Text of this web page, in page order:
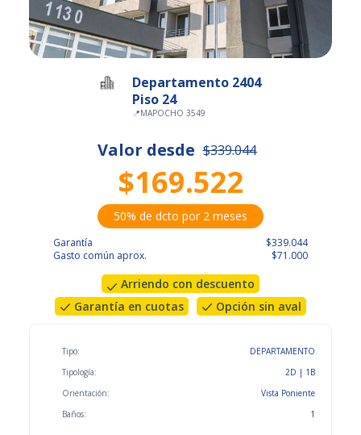
Departamento 2404
Piso 24
📍MAPOCHO 3549
Valor desde $339.044
$169.522
50% de dcto por 2 meses
Garantía
Gasto común aprox.
$339.044
$71.000
Arriendo con descuento
Garantía en cuotas
Opción sin aval
Tipo:
Tipología:
Orientación:
Baños:
DEPARTAMENTO
2D | 1B
Vista Poniente
1